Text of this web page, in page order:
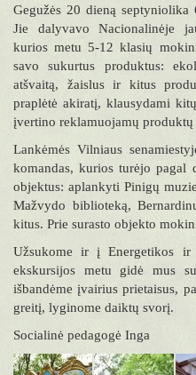
Gegužės 20 dieną
Jie dalyvavo Nacionalinėje
kurios metu 5-12 klasių
savo sukurtus produktus:
atšvaitą, žaislus ir kitus
praplėtė akiratį, klausydami
įvertino reklamuojamų produktų
Lankėmės Vilniaus
komandas, kurios turėjo pagal
objektus: aplankyti Pinigų
Mažvydo biblioteką,
kitus. Prie surasto objekto
Užsukome ir į Energetikos ir
ekskursijos metu gidė mus
išbandėme įvairius prietaisus,
greitį, lyginome daiktų svorį.
Socialinė pedagogė Inga